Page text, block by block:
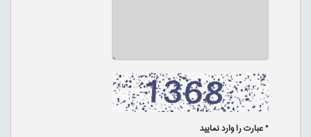
* عبارت را وارد نمایید